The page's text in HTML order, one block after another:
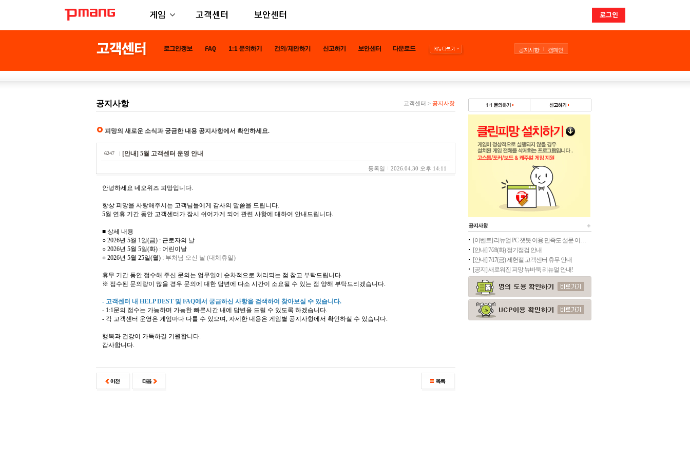
게임 고객센터 보안센터 로그인
공지사항 캠페인
공지사항 고객센터 > 공지사항
피망의 새로운 소식과 궁금한 내용 공지사항에서 확인하세요.
6247 [안내] 5월 고객센터 운영 안내
등록일 2026.04.30 오후 14:11
안녕하세요 네오위즈 피망입니다.
항상 피망을 사랑해주시는 고객님들에게 감사의 말씀을 드립니다.
5월 연휴 기간 동안 고객센터가 잠시 쉬어가게 되어 관련 사항에 대하여 안내드립니다.
■ 상세 내용
○ 2026년 5월 1일(금) : 근로자의 날
○ 2026년 5월 5일(화) : 어린이날
○ 2026년 5월 25일(월) : 부처님 오신 날 (대체휴일)
휴무 기간 동안 접수해 주신 문의는 업무일에 순차적으로 처리되는 점 참고 부탁드립니다.
※ 접수된 문의량이 많을 경우 문의에 대한 답변에 다소 시간이 소요될 수 있는 점 양해 부탁드리겠습니다.
- 고객센터 내 HELP DEST 및 FAQ에서 궁금하신 사항을 검색하여 찾아보실 수 있습니다.
- 1:1문의 접수는 가능하며 가능한 빠른시간 내에 답변을 드릴 수 있도록 하겠습니다.
- 각 고객센터 운영은 게임마다 다를 수 있으며, 자세한 내용은 게임별 공지사항에서 확인하실 수 있습니다.
행복과 건강이 가득하길 기원합니다.
감사합니다.
[이벤트] 리뉴얼 PC 챗봇 이용 만족도 설문 이벤트
[안내] 7/28(화) 정기점검 안내
[안내] 7/17(금) 제헌절 고객센터 휴무 안내
[공지] 새로워진 피망 뉴바둑 리뉴얼 안내!